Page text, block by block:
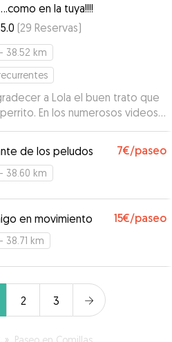
en la tuya!!!!
5.0 (29 Reservas)
- 38.52 km
a Lola el buen trato que
En los numerosos videos
durante mi ausencia,
cómo éste se
acompañado por otra
que le ha hecho mi ausencia
Muchas gracias, Lola.”
de los peludos 7€/paseo
- 38.60 km
en movimiento 15€/paseo
- 38.71 km
2 3
» Paseo en Comillas